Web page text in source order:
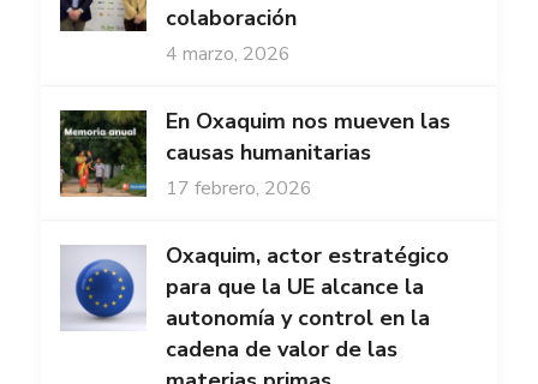
colaboración
4 marzo, 2026
En Oxaquim nos mueven las
causas humanitarias
17 febrero, 2026
Oxaquim, actor estratégico
para que la UE alcance la
autonomía y control en la
cadena de valor de las